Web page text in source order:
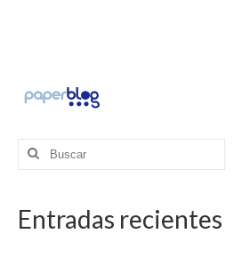
Buscar
Entradas recientes